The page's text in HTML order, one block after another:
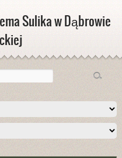
Sulika w Dąbrowie